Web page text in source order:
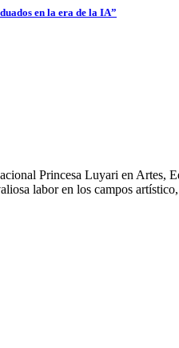
en la era de la IA”
Princesa Luyari en Artes,
labor en los campos